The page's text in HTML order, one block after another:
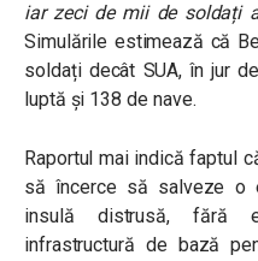
iar zeci de mii de soldați
Simulările estimează că
soldați decât SUA, în jur
luptă și 138 de nave.
Raportul mai indică faptul
să încerce să salveze o
insulă distrusă, fără
infrastructură de bază